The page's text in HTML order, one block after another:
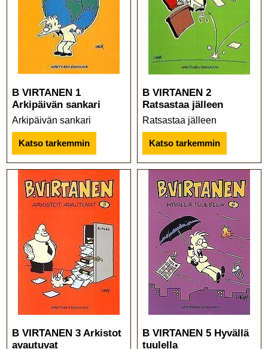
B VIRTANEN 1
Arkipäivän sankari
Arkipäivän sankari
Katso tarkemmin
B VIRTANEN 2
Ratsastaa jälleen
Ratsastaa jälleen
Katso tarkemmin
B VIRTANEN 3 Arkistot
avautuvat
B VIRTANEN 5 Hyvällä
tuulella